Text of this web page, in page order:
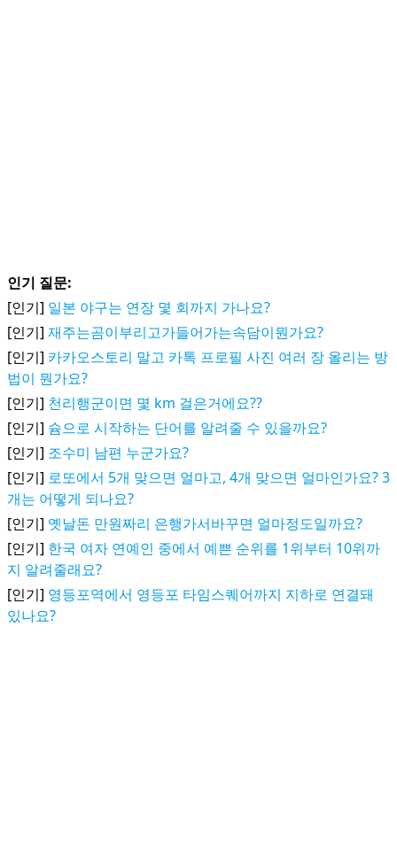
인기 질문:
[인기] 일본 야구는 연장 몇 회까지 가나요?
[인기] 재주는곰이부리고가들어가는속담이뭔가요?
[인기] 카카오스토리 말고 카톡 프로필 사진 여러 장 올리는 방
법이 뭔가요?
[인기] 천리행군이면 몇 km 걸은거에요??
[인기] 슘으로 시작하는 단어를 알려줄 수 있을까요?
[인기] 조수미 남편 누군가요?
[인기] 로또에서 5개 맞으면 얼마고, 4개 맞으면 얼마인가요? 3
개는 어떻게 되나요?
[인기] 옛날돈 만원짜리 은행가서바꾸면 얼마정도일까요?
[인기] 한국 여자 연예인 중에서 예쁜 순위를 1위부터 10위까
지 알려줄래요?
[인기] 영등포역에서 영등포 타임스퀘어까지 지하로 연결돼
있나요?